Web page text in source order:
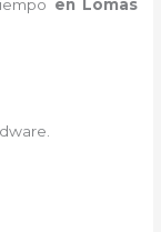
en Lomas